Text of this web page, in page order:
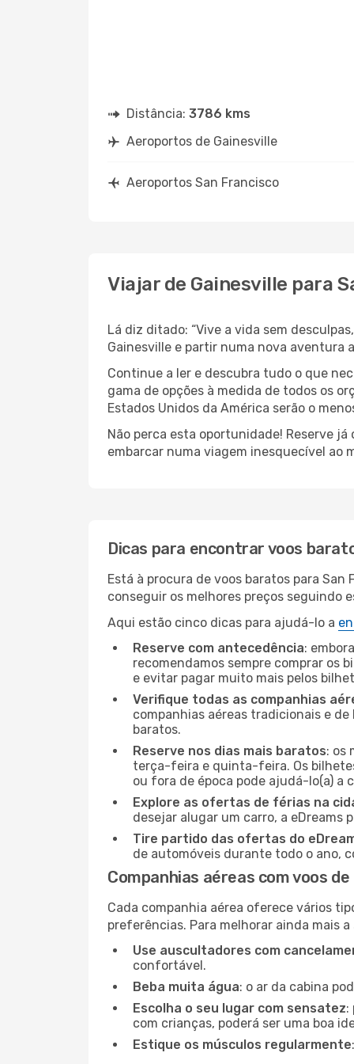
Distância: 3786 kms
Aeroportos de Gainesville
Aeroportos San Francisco
Viajar de Gainesville para
Lá diz ditado: “Vive a vida sem
Gainesville e partir numa nova aventura
Continue a ler e descubra tudo o que
gama de opções à medida de todos os
Estados Unidos da América serão o
Não perca esta oportunidade! Reserve já
embarcar numa viagem inesquecível ao
Dicas para encontrar voos
Está à procura de voos baratos para San
conseguir os melhores preços seguindo
Aqui estão cinco dicas para ajudá-lo a
Reserve com antecedência:
recomendamos sempre comprar os
e evitar pagar muito mais pelos
Verifique todas as companhias
companhias aéreas tradicionais e
baratos.
Reserve nos dias mais baratos: os
terça-feira e quinta-feira. Os
ou fora de época pode ajudá-lo(a) a
Explore as ofertas de férias na
desejar alugar um carro, a
Tire partido das ofertas do
de automóveis durante todo o ano,
Companhias aéreas com voos
Cada companhia aérea oferece vários
preferências. Para melhorar ainda mais
Use auscultadores com
confortável.
Beba muita água: o ar da cabina
Escolha o seu lugar com sensatez:
com crianças, poderá ser uma boa
Estique os músculos regularmente